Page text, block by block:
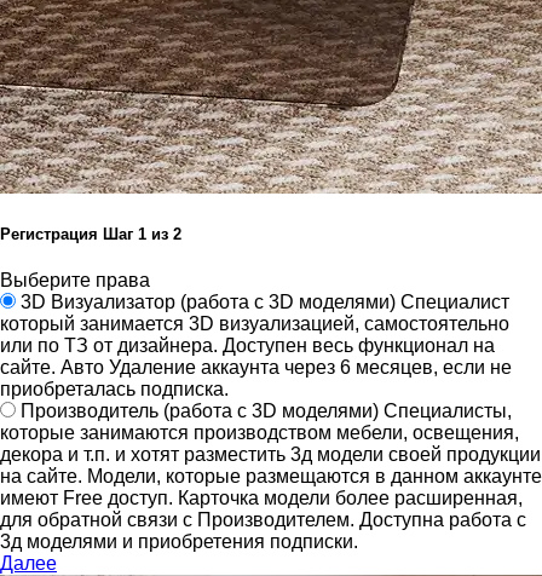
Регистрация Шаг 1 из 2
Выберите права
3D Визуализатор (работа с 3D моделями) Специалист
который занимается 3D визуализацией, самостоятельно
или по ТЗ от дизайнера. Доступен весь функционал на
сайте. Авто Удаление аккаунта через 6 месяцев, если не
приобреталась подписка.
Производитель (работа с 3D моделями) Специалисты,
которые занимаются производством мебели, освещения,
декора и т.п. и хотят разместить 3д модели своей продукции
на сайте. Модели, которые размещаются в данном аккаунте
имеют Free доступ. Карточка модели более расширенная,
для обратной связи с Производителем. Доступна работа с
3д моделями и приобретения подписки.
Далее